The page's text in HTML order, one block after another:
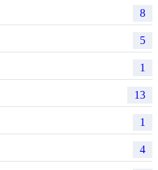
8
5
1
13
1
4